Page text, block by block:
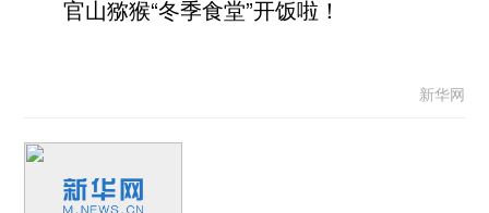
官山猕猴“冬季食堂”开饭啦！
新华网